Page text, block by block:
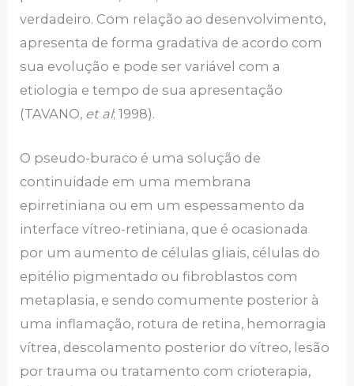
verdadeiro. Com relação ao desenvolvimento,
apresenta de forma gradativa de acordo com
sua evolução e pode ser variável com a
etiologia e tempo de sua apresentação
(TAVANO, et al; 1998).
O pseudo-buraco é uma solução de
continuidade em uma membrana
epirretiniana ou em um espessamento da
interface vítreo-retiniana, que é ocasionada
por um aumento de células gliais, células do
epitélio pigmentado ou fibroblastos com
metaplasia, e sendo comumente posterior à
uma inflamação, rotura de retina, hemorragia
vítrea, descolamento posterior do vítreo, lesão
por trauma ou tratamento com crioterapia,